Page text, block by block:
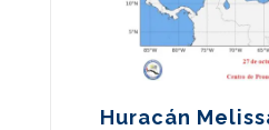
Huracán